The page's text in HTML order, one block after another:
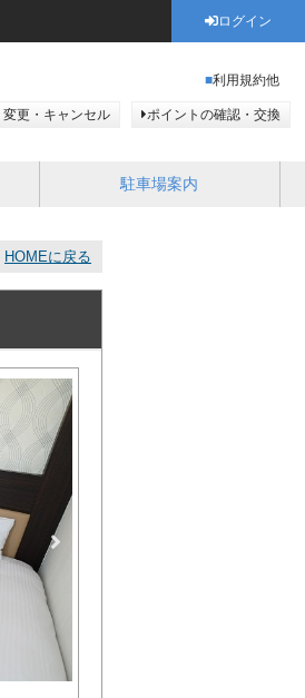
ログイン
利用規約他
更・キャンセル ポイントの確認・交換
駐車場案内
HOMEに戻る